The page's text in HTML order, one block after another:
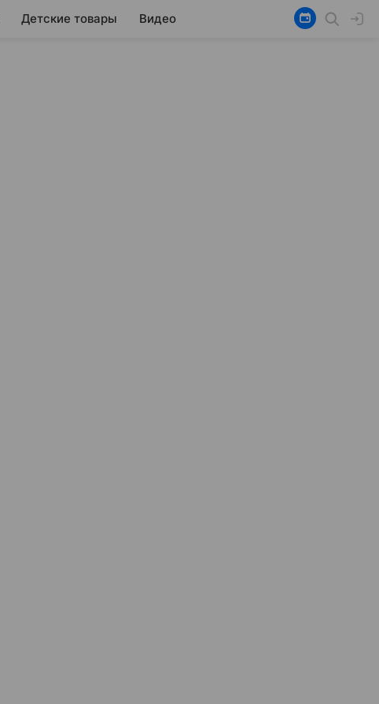
Детские товары Видео